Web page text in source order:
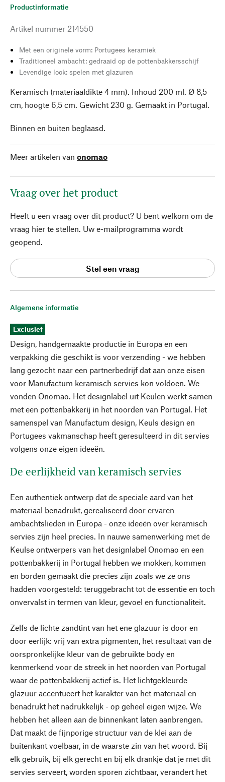
Algemene informatie
Exclusief
Design, handgemaakte productie in Europa en een
verpakking die geschikt is voor verzending - we hebben
lang gezocht naar een partnerbedrijf dat aan onze eisen
voor Manufactum keramisch servies kon voldoen. We
vonden Onomao. Het designlabel uit Keulen werkt samen
met een pottenbakkerij in het noorden van Portugal. Het
samenspel van Manufactum design, Keuls design en
Portugees vakmanschap heeft geresulteerd in dit servies
volgens onze eigen ideeën.
De eerlijkheid van keramisch servies
Een authentiek ontwerp dat de speciale aard van het
materiaal benadrukt, gerealiseerd door ervaren
ambachtslieden in Europa - onze ideeën over keramisch
servies zijn heel precies. In nauwe samenwerking met de
Keulse ontwerpers van het designlabel Onomao en een
pottenbakkerij in Portugal hebben we mokken, kommen
en borden gemaakt die precies zijn zoals we ze ons
hadden voorgesteld: teruggebracht tot de essentie en toch
onvervalst in termen van kleur, gevoel en functionaliteit.
Zelfs de lichte zandtint van het ene glazuur is door en
door eerlijk: vrij van extra pigmenten, het resultaat van de
oorspronkelijke kleur van de gebruikte body en
kenmerkend voor de streek in het noorden van Portugal
waar de pottenbakkerij actief is. Het lichtgekleurde
glazuur accentueert het karakter van het materiaal en
benadrukt het nadrukkelijk - op geheel eigen wijze. We
hebben het alleen aan de binnenkant laten aanbrengen.
Dat maakt de fijnporige structuur van de klei aan de
buitenkant voelbaar, in de waarste zin van het woord. Bij
elk gebruik, bij elk gerecht en bij elk drankje dat je met dit
servies serveert, worden sporen zichtbaar, verandert het
Productinformatie
Artikel nummer 214550
Met een originele vorm: Portugees keramiek
Traditioneel ambacht: gedraaid op de pottenbakkersschijf
Levendige look: spelen met glazuren
Keramisch (materiaaldikte 4 mm). Inhoud 200 ml. Ø 8,5
cm, hoogte 6,5 cm. Gewicht 230 g. Gemaakt in Portugal.
Binnen en buiten beglaasd.
Meer artikelen van onomao
Vraag over het product
Heeft u een vraag over dit product? U bent welkom om de
vraag hier te stellen. Uw e-mailprogramma wordt
geopend.
Stel een vraag